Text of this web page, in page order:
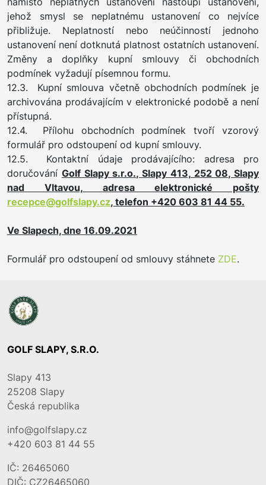
jehož smysl se neplatnému ustanovení co nejvíce
přibližuje. Neplatností nebo neúčinností jednoho
ustanovení není dotknutá platnost ostatních ustanovení.
Změny a doplňky kupní smlouvy či obchodních
podmínek vyžadují písemnou formu.
12.3. Kupní smlouva včetně obchodních podmínek je
archivována prodávajícím v elektronické podobě a není
přístupná.
12.4. Přílohu obchodních podmínek tvoří vzorový
formulář pro odstoupení od kupní smlouvy.
12.5. Kontaktní údaje prodávajícího: adresa pro
doručování Golf Slapy s.r.o., Slapy 413, 252 08, Slapy
nad Vltavou, adresa elektronické pošty
recepce@golfslapy.cz, telefon +420 603 81 44 55.
Ve Slapech, dne 16.09.2021
Formulář pro odstoupení od smlouvy stáhnete ZDE.
GOLF SLAPY, S.R.O.
Slapy 413
25208 Slapy
Česká republika
info@golfslapy.cz
+420 603 81 44 55
IČ: 26465060
DIČ: CZ26465060